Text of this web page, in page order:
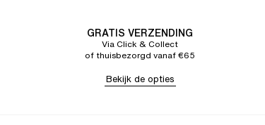
GRATIS VERZENDING
Via Click & Collect
of thuisbezorgd vanaf €65
Bekijk de opties